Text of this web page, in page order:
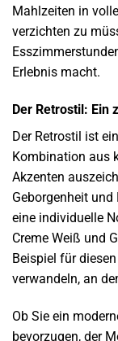
Mahlzeiten in
verzichten zu
Erlebnis macht.
Der Retrostil: Ein
Der Retrostil ist
Kombination aus
Akzenten
Geborgenheit
eine individuelle
Creme Weiß und
Beispiel für
verwandeln, an
Ob Sie ein
bevorzugen, der